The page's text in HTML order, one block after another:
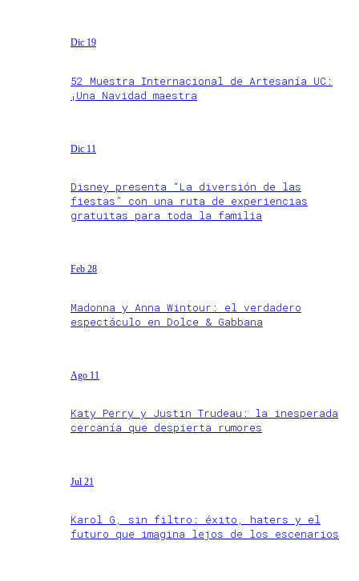
Dic 19
52 Muestra Internacional de Artesanía UC:
¡Una Navidad maestra
Dic 11
Disney presenta “La diversión de las
fiestas” con una ruta de experiencias
gratuitas para toda la familia
Feb 28
Madonna y Anna Wintour: el verdadero
espectáculo en Dolce & Gabbana
Ago 11
Katy Perry y Justin Trudeau: la inesperada
cercanía que despierta rumores
Jul 21
Karol G, sin filtro: éxito, haters y el
futuro que imagina lejos de los escenarios